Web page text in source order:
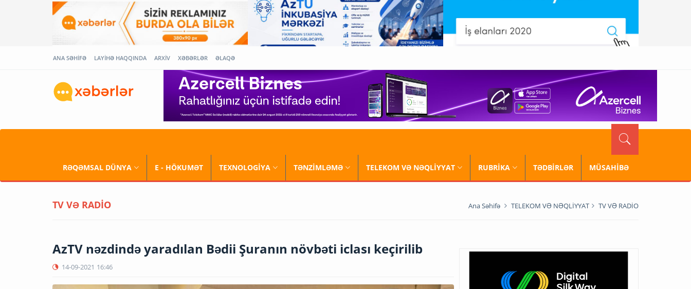
ANA SƏHİFƏ LAYİHƏ HAQQINDA ARXİV XƏBƏRLƏR ƏLAQƏ
RƏQƏMSAL DÜNYA E - HÖKUMƏT TEXNOLOGİYA TƏNZİMLƏMƏ TELEKOM VƏ NƏQLİYYAT RUBRİKA TƏDBİRLƏR MÜSAHİBƏ
TV VƏ RADİO Ana Səhifə TELEKOM VƏ NƏQLİYYAT TV VƏ RADİO
AzTV nəzdində yaradılan Bədii Şuranın növbəti iclası keçirilib
14-09-2021 16:46